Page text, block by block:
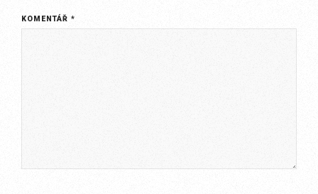
KOMENTÁŘ*